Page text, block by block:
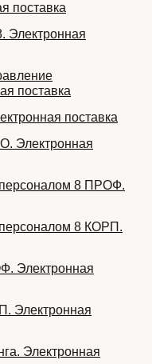
поставка
Электронная
поставка
поставка
Электронная
8 ПРОФ.
8 КОРП.
Электронная
Электронная
Электронная